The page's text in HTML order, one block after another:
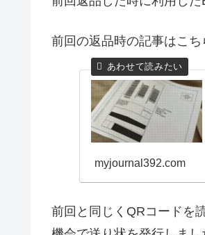
前回の返品時の記事はこち
myjournal392.com
前回と同じくQRコードを